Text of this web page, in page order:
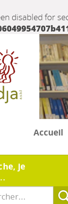
disabled for
Accueil
je